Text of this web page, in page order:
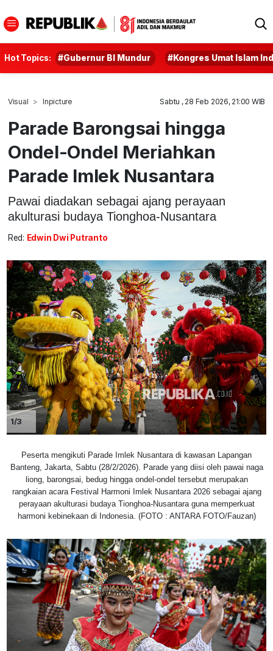
Hot Topics: #Gubernur BI Mundur #Kongres Umat Islam
Visual Inpicture Sabtu , 28 Feb 2026, 21:00 WIB
Parade Barongsai hingga
Ondel-Ondel Meriahkan
Parade Imlek Nusantara
Pawai diadakan sebagai ajang perayaan
akulturasi budaya Tionghoa-Nusantara
Red: Edwin Dwi Putranto
1/3
Peserta mengikuti Parade Imlek Nusantara di kawasan Lapangan
Banteng, Jakarta, Sabtu (28/2/2026). Parade yang diisi oleh pawai naga
liong, barongsai, bedug hingga ondel-ondel tersebut merupakan
rangkaian acara Festival Harmoni Imlek Nusantara 2026 sebagai ajang
perayaan akulturasi budaya Tionghoa-Nusantara guna memperkuat
harmoni kebinekaan di Indonesia. (FOTO : ANTARA FOTO/Fauzan)